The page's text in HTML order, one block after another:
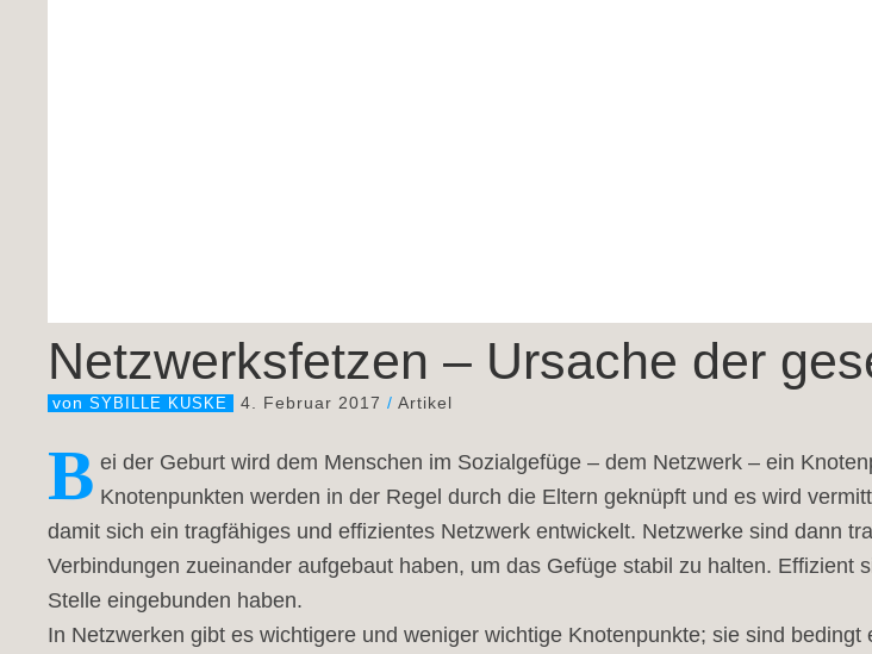
Netzwerksfetzen – Ursache der
von SYBILLE KUSKE 4. Februar 2017 / Artikel
B ei der Geburt wird dem Menschen im Sozialgefüge – dem Netzwerk – ein
Knotenpunkten werden in der Regel durch die Eltern geknüpft und es wird
damit sich ein tragfähiges und effizientes Netzwerk entwickelt. Netzwerke sind dann
Verbindungen zueinander aufgebaut haben, um das Gefüge stabil zu halten.
Stelle eingebunden haben.
In Netzwerken gibt es wichtigere und weniger wichtige Knotenpunkte; sie sind